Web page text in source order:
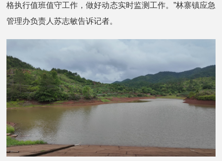
格执行值班值守工作，做好动态实时监测工作。”林寨镇应急
管理办负责人苏志敏告诉记者。